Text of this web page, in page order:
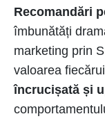
Recomandări
îmbunătăți
marketing prin
valoarea
încrucișată și